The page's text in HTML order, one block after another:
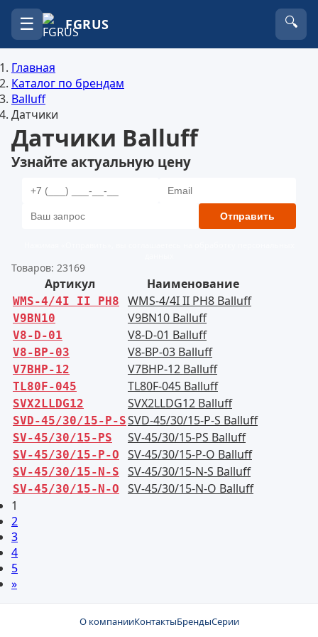
☰ FGRUS 🔍
Главная
Каталог по брендам
Balluff
Датчики
Датчики Balluff
Узнайте актуальную цену
Отправить
Товаров: 23169
Артикул Наименование
WMS-4/4I II PH8 WMS-4/4I II PH8 Balluff
V9BN10 V9BN10 Balluff
V8-D-01 V8-D-01 Balluff
V8-BP-03 V8-BP-03 Balluff
V7BHP-12 V7BHP-12 Balluff
TL80F-045 TL80F-045 Balluff
SVX2LLDG12 SVX2LLDG12 Balluff
SVD-45/30/15-P-SSVD-45/30/15-P-S Balluff
SV-45/30/15-PS SV-45/30/15-PS Balluff
SV-45/30/15-P-O SV-45/30/15-P-O Balluff
SV-45/30/15-N-S SV-45/30/15-N-S Balluff
SV-45/30/15-N-O
SV-45/30/15-N-O Balluff
1
2
3
4
5
»
О компанииКонтактыБрендыСерии